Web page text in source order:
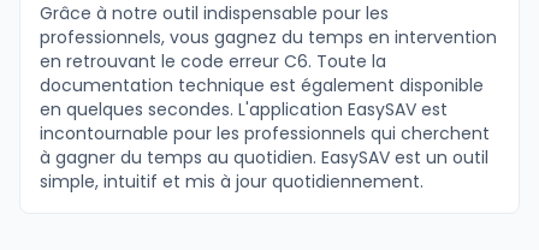
Grâce à notre outil indispensable pour les
professionnels, vous gagnez du temps en intervention
en retrouvant le code erreur C6. Toute la
documentation technique est également disponible
en quelques secondes. L'application EasySAV est
incontournable pour les professionnels qui cherchent
à gagner du temps au quotidien. EasySAV est un outil
simple, intuitif et mis à jour quotidiennement.